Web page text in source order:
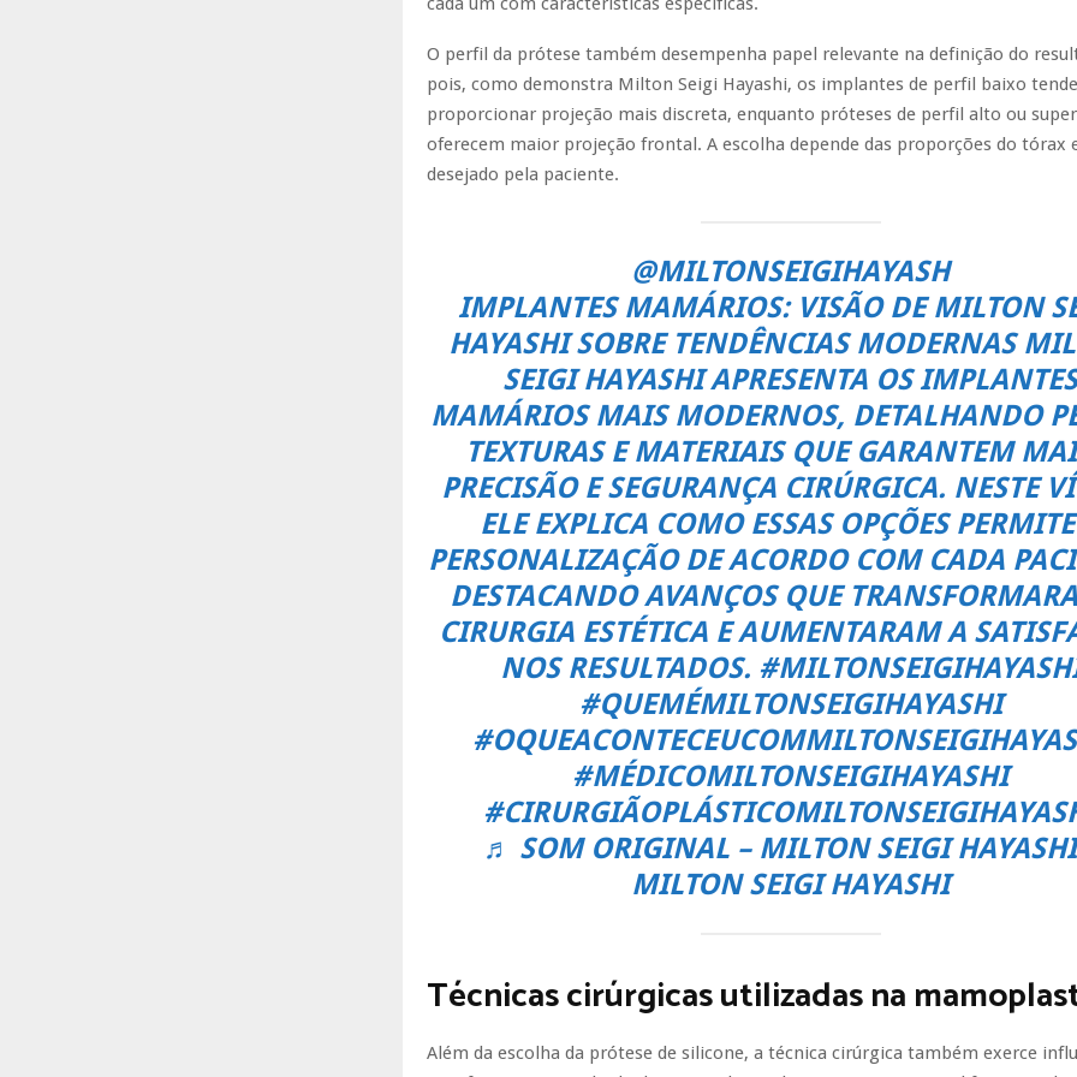
O perfil da prótese também desempenha papel relevante na definição do
pois, como demonstra Milton Seigi Hayashi, os implantes de perfil baixo
proporcionar projeção mais discreta, enquanto próteses de perfil alto ou
oferecem maior projeção frontal. A escolha depende das proporções do tórax
desejado pela paciente.
@MILTONSEIGIHAYASH
IMPLANTES MAMÁRIOS: VISÃO DE MILTON
HAYASHI SOBRE TENDÊNCIAS MODERNAS
SEIGI HAYASHI APRESENTA OS IMPLANTES
MAMÁRIOS MAIS MODERNOS, DETALHANDO
TEXTURAS E MATERIAIS QUE GARANTEM
PRECISÃO E SEGURANÇA CIRÚRGICA. NESTE
ELE EXPLICA COMO ESSAS OPÇÕES
PERSONALIZAÇÃO DE ACORDO COM CADA
DESTACANDO AVANÇOS QUE
CIRURGIA ESTÉTICA E AUMENTARAM A
NOS RESULTADOS.
#QUEMÉMILTONSEIGIHAYASHI
#MÉDICOMILTONSEIGIHAYASHI
♬ SOM ORIGINAL – MILTON SEIGI
MILTON SEIGI HAYASHI
Técnicas cirúrgicas utilizadas na
Além da escolha da prótese de silicone, a técnica cirúrgica também exerce